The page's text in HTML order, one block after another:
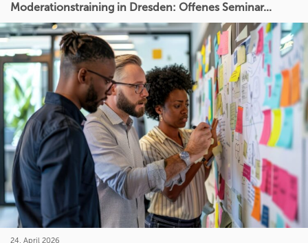
Moderationstraining in Dresden: Offenes Seminar...
24. April 2026